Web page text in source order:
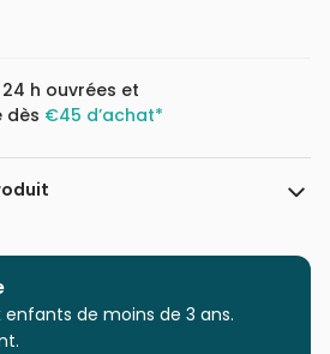
h ouvrées et
dès €45 d’achat*
Castorland, les puzzles
de moins de 3 ans.